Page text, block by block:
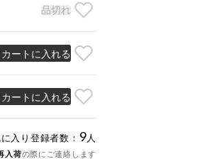
品切れ
カートに入れる
カートに入れる
入り登録者数： 9 人
入荷の際にご連絡します